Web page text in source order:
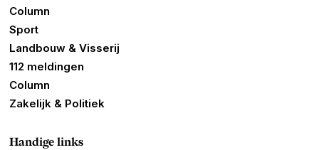
Column
Sport
Landbouw & Visserij
112 meldingen
Column
Zakelijk & Politiek
Handige links